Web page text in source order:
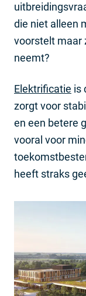
die niet alleen
voorstelt maar
neemt?
Elektrificatie is
zorgt voor
en een betere
vooral voor
heeft straks